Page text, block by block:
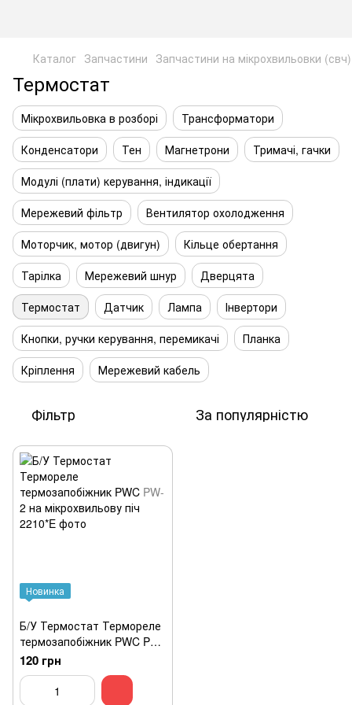
Каталог Запчастини Запчастини на мікрохвильовки (свч)
Термостат
Мікрохвильовка в розборі
Трансформатори
Конденсатори
Тен Магнетрони
Тримачі, гачки
Модулі (плати) керування, індикації
Мережевий фільтр
Вентилятор охолодження
Моторчик, мотор (двигун)
Кільце обертання
Тарілка
Мережевий шнур
Дверцята
Термостат
Датчик Лампа
Інвертори
Кнопки, ручки керування, перемикачі
Планка
Кріплення
Мережевий кабель
Фільтр За популярністю
Новинка
Б/У Термостат Термореле
термозапобіжник PWC PW-
2 на мікрохвильову піч
120 грн